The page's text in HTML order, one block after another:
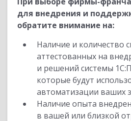
для внедрения и
обратите внимание на:
Наличие и количество
аттестованных на
и решений системы
которые будут
автоматизации ваших
Наличие опыта
в вашей или близкой